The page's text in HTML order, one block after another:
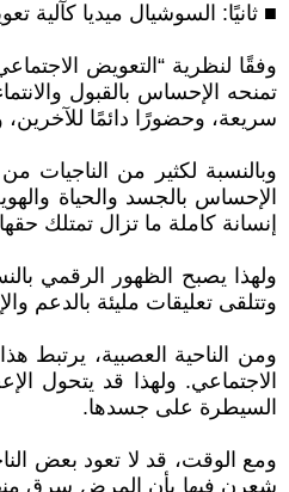
■ ثانيًا: السوشيال ميديا
وفقًا لنظرية “التعويض
تمنحه الإحساس بالقبول
سريعة، وحضورًا دائمًا للآخرين،
وبالنسبة لكثير من الناجيات
الإحساس بالجسد والحياة
إنسانة كاملة ما تزال تمتلك
ولهذا يصبح الظهور الرقمي
وتتلقى تعليقات مليئة بالدعم
ومن الناحية العصبية، يرتبط
الاجتماعي. ولهذا قد يتحول
السيطرة على جسدها.
ومع الوقت، قد لا تعود بعض
شعرن فيها بأن المرض سرق منهن